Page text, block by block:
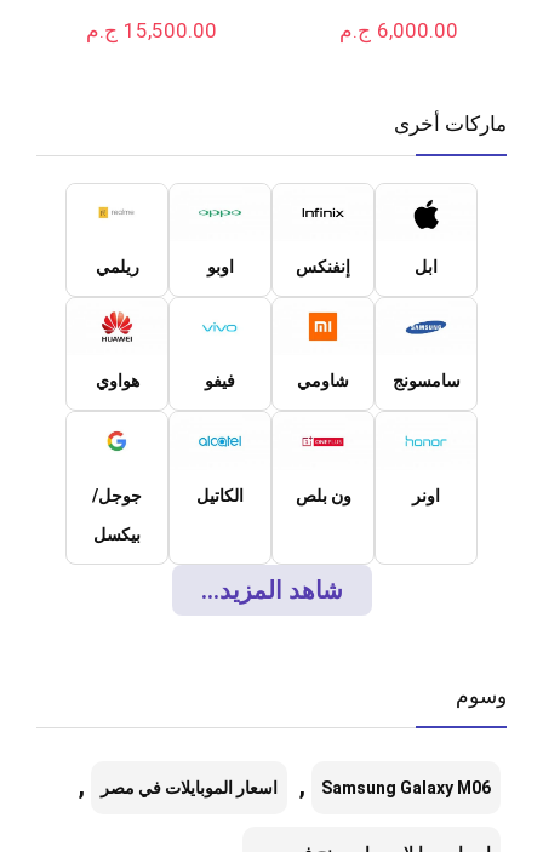
ج.م 6,000.00 ج.م 15,500.00
ماركات أخرى
ابل إنفنكس اوبو ريلمي
سامسونج شاومي فيفو هواوي
اونر ون بلص الكاتيل
جوجل/
بيكسل
شاهد المزيد...
وسوم
Samsung Galaxy M06
, اسعار الموبايلات في مصر ,